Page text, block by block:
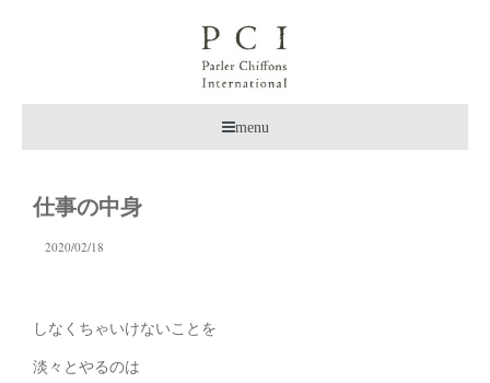
menu
仕事の中身
2020/02/18
しなくちゃいけないことを
淡々とやるのは